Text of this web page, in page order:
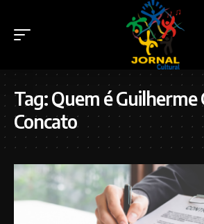
Tag:Quem é Guilherme
Concato